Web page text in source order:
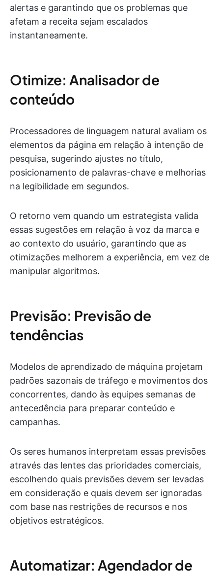
alertas e garantindo que os problemas que
afetam a receita sejam escalados
instantaneamente.
Otimize: Analisador de
conteúdo
Processadores de linguagem natural avaliam os
elementos da página em relação à intenção de
pesquisa, sugerindo ajustes no título,
posicionamento de palavras-chave e melhorias
na legibilidade em segundos.
O retorno vem quando um estrategista valida
essas sugestões em relação à voz da marca e
ao contexto do usuário, garantindo que as
otimizações melhorem a experiência, em vez de
manipular algoritmos.
Previsão: Previsão de
tendências
Modelos de aprendizado de máquina projetam
padrões sazonais de tráfego e movimentos dos
concorrentes, dando às equipes semanas de
antecedência para preparar conteúdo e
campanhas.
Os seres humanos interpretam essas previsões
através das lentes das prioridades comerciais,
escolhendo quais previsões devem ser levadas
em consideração e quais devem ser ignoradas
com base nas restrições de recursos e nos
objetivos estratégicos.
Automatizar: Agendador de